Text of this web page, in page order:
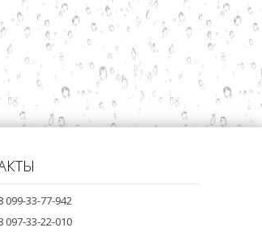
099-33-77-942
097-33-22-010